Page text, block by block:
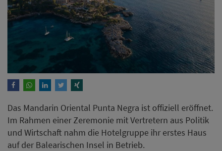
Das Mandarin Oriental Punta Negra ist offiziell eröffnet.
Im Rahmen einer Zeremonie mit Vertretern aus Politik
und Wirtschaft nahm die Hotelgruppe ihr erstes Haus
auf der Balearischen Insel in Betrieb.